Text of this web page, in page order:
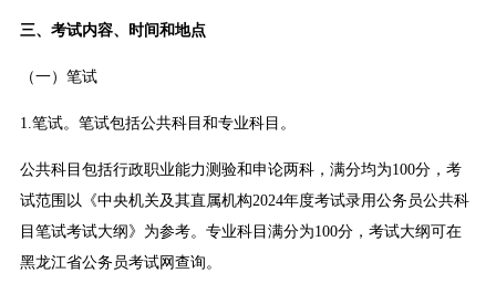
三、考试内容、时间和地点
（一）笔试
1.笔试。笔试包括公共科目和专业科目。
公共科目包括行政职业能力测验和申论两科，满分均为100分，考
试范围以《中央机关及其直属机构2024年度考试录用公务员公共科
目笔试考试大纲》为参考。专业科目满分为100分，考试大纲可在
黑龙江省公务员考试网查询。